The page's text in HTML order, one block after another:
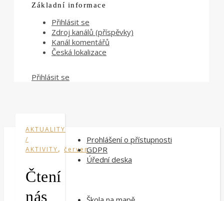
Základní informace
Přihlásit se
Zdroj kanálů (příspěvky)
Kanál komentářů
Česká lokalizace
Přihlásit se
AKTUALITY
/
AKTIVITY, červen
Čtení
nás
Prohlášení o přístupnosti
GDPR
Úřední deska